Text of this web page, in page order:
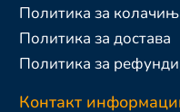
Политика за
Политика за достава
Политика за
Контакт